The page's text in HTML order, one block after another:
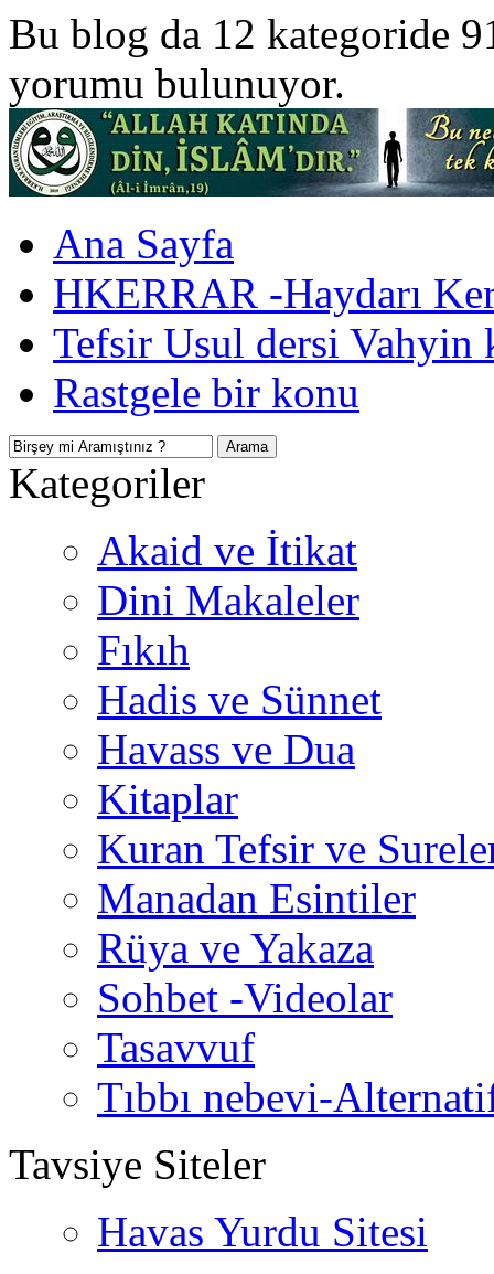
Bu blog da 12 kategoride
yorumu bulunuyor.
Ana Sayfa
HKERRAR -Haydarı
Tefsir Usul dersi Vahyin
Rastgele bir konu
Kategoriler
Akaid ve İtikat
Dini Makaleler
Fıkıh
Hadis ve Sünnet
Havass ve Dua
Kitaplar
Kuran Tefsir ve
Manadan Esintiler
Rüya ve Yakaza
Sohbet -Videolar
Tasavvuf
Tıbbı nebevi-
Tavsiye Siteler
Havas Yurdu Sitesi